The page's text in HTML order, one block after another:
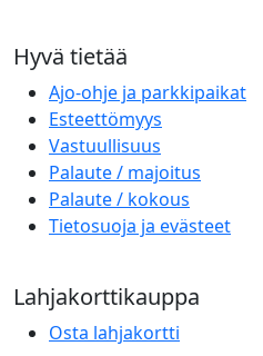
Hyvä tietää
Ajo-ohje ja parkkipaikat
Esteettömyys
Vastuullisuus
Palaute / majoitus
Palaute / kokous
Tietosuoja ja evästeet
Lahjakorttikauppa
Osta lahjakortti